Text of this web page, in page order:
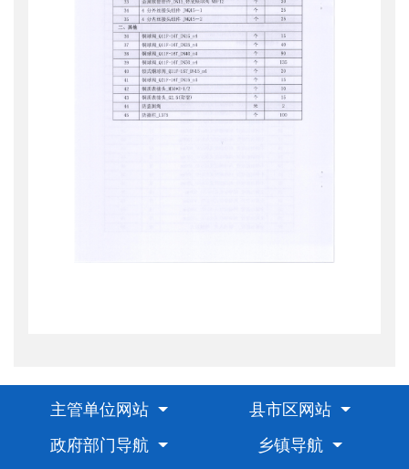
主管单位网站
县市区网站
政府部门导航
乡镇导航